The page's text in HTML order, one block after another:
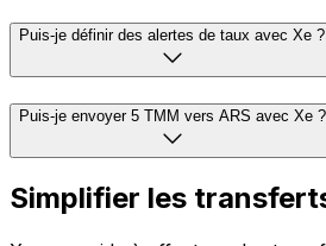
Puis-je définir des alertes de taux avec Xe ?
Puis-je envoyer 5 TMM vers ARS avec Xe ?
Simplifier les